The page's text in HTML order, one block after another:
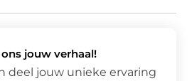
jouw verhaal!
deel jouw unieke ervaring